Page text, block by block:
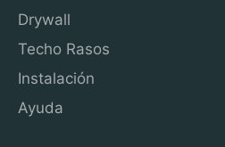
Drywall
Techo Rasos
Instalación
Ayuda